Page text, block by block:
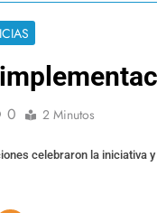
0 2 Minutos
celebraron la iniciativa